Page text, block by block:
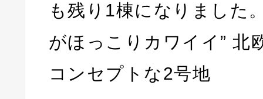
も残り1棟になりました
がほっこりカワイイ” 北
コンセプトな2号地